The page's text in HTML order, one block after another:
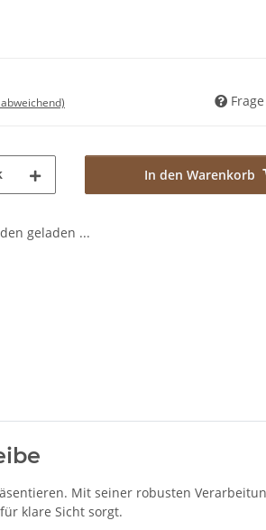
In den Warenkorb
geladen ...
Mit seiner robusten
klare Sicht sorgt.